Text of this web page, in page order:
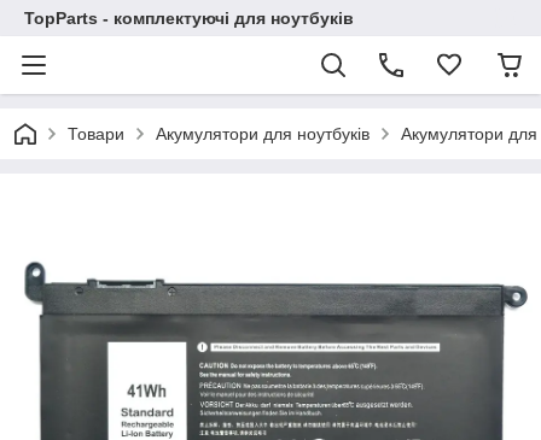
TopParts - комплектуючі для ноутбуків
Товари Акумулятори для ноутбуків Акумулятори для